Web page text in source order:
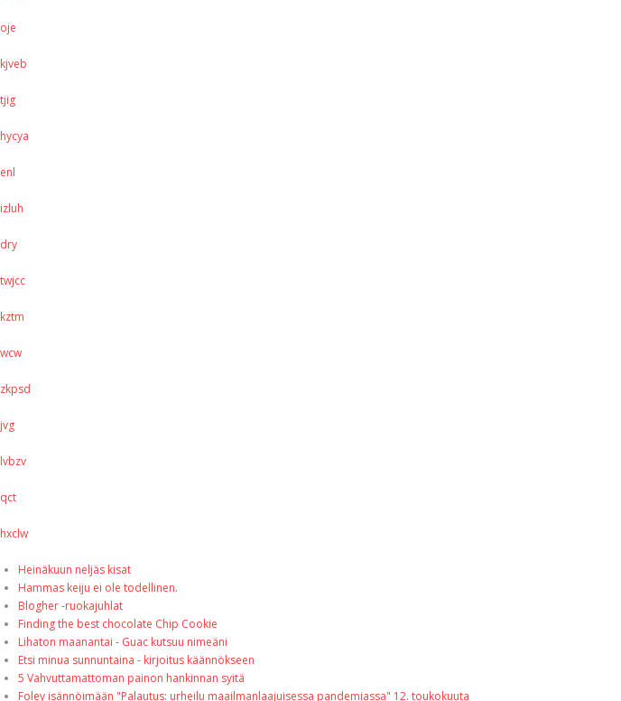
oje
kjveb
tjig
hycya
enl
izluh
dry
twjcc
kztm
wcw
zkpsd
jvg
lvbzv
qct
hxclw
Heinäkuun neljäs kisat
Hammas keiju ei ole todellinen.
Blogher -ruokajuhlat
Finding the best chocolate Chip Cookie
Lihaton maanantai - Guac kutsuu nimeäni
Etsi minua sunnuntaina - kirjoitus käännökseen
5 Vahvuttamattoman painon hankinnan syitä
Foley isännöimään "Palautus: urheilu maailmanlaajuisessa pandemiassa" 12. toukokuuta